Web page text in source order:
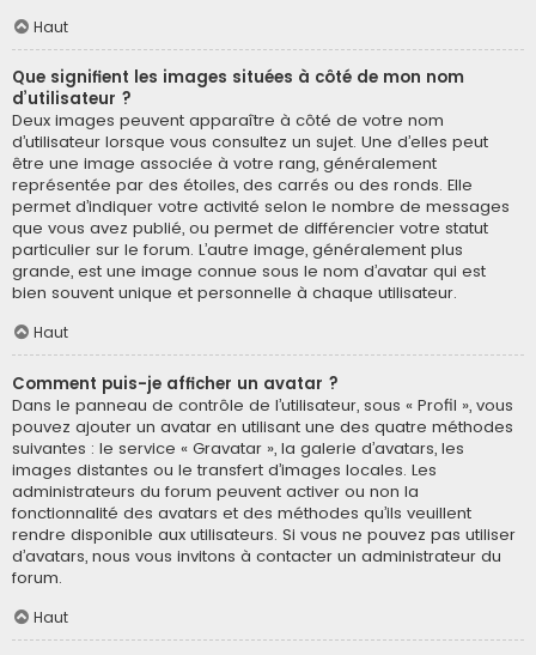
Haut
Que signifient les images situées à côté de mon nom
d’utilisateur ?
Deux images peuvent apparaître à côté de votre nom
d’utilisateur lorsque vous consultez un sujet. Une d’elles peut
être une image associée à votre rang, généralement
représentée par des étoiles, des carrés ou des ronds. Elle
permet d’indiquer votre activité selon le nombre de messages
que vous avez publié, ou permet de différencier votre statut
particulier sur le forum. L’autre image, généralement plus
grande, est une image connue sous le nom d’avatar qui est
bien souvent unique et personnelle à chaque utilisateur.
Haut
Comment puis-je afficher un avatar ?
Dans le panneau de contrôle de l’utilisateur, sous « Profil », vous
pouvez ajouter un avatar en utilisant une des quatre méthodes
suivantes : le service « Gravatar », la galerie d’avatars, les
images distantes ou le transfert d’images locales. Les
administrateurs du forum peuvent activer ou non la
fonctionnalité des avatars et des méthodes qu’ils veuillent
rendre disponible aux utilisateurs. Si vous ne pouvez pas utiliser
d’avatars, nous vous invitons à contacter un administrateur du
forum.
Haut